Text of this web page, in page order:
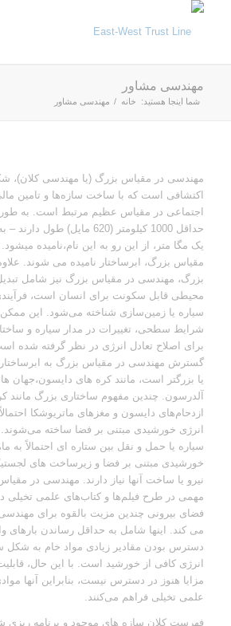
مهندسی مشاور
شما اینجا هستید: خانه / مهندسی مشاور
مهندسی در مقیاس بزرگ (یا مهندسی کلان)،
اکتشافی است که با ساخت سازه‌ها و تامین
اجتماعی در مقیاس عظیم مرتبط است. به
حداقل 1000 کیلومتر (620 مایل)
یک مگا متر، از این رو به این نام،نامیده میشود.
مقیاس بزرگ، ابرساختار نامیده می شوند.
بزرگ، مهندسی در مقیاس بزرگ نیز شامل
محیطی قابل سکونت برای انسان است،
سیاره یا زمین‌سازی شناخته می‌شود.
این
شرایط سطحی، تغییرات در مدار سیاره و
برای اصلاح تعادل انرژی در نظر گرفته شده
گسترش مهندسی در مقیاس بزرگ به
یا بزرگتر است، مانند کره های دایسون،جهان
آلدرسون. چندین مفهوم ساختاری بزرگ مانند
ازدحام‌های دایسون و مغزهای ماتریوشکا
انرژی خورشیدی مبتنی بر فضا ساخته می‌شوند.
سیاره یا حمل و نقل بین ستاره ای احتمالاً به
خورشیدی مبتنی بر فضا و زیرساخت های
نیرو یا ساخت آنها نیاز دارند. مهندسی در
مهمی در طرح فیلم‌ها و کتاب‌های علمی تخیلی
فضای بیرونی چندین مزیت بالقوه برای
می کند.
اینها شامل به حداقل رساندن بارهای
دسترس بودن مقادیر زیادی مواد خام به شکل
انرژی کافی از خورشید است. با این حال،
مزایا هنوز در دسترس نیست، بنابراین آنها
علمی تخیلی فراهم می‌کنند.
فهرست کلان سازه های موجود و برنامه ریزی